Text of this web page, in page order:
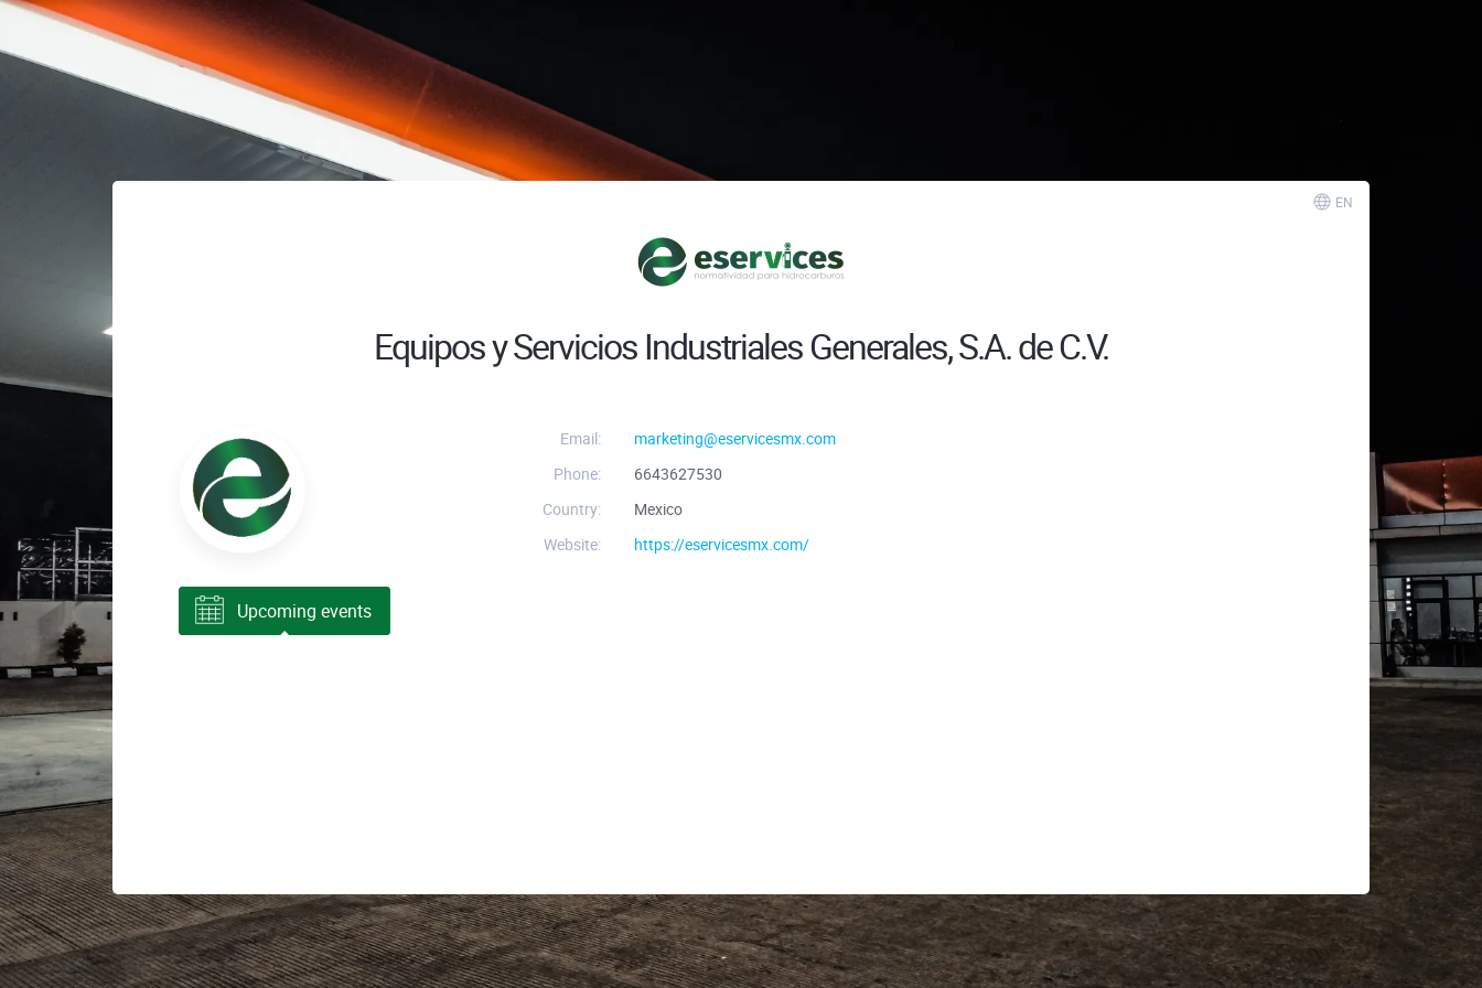
EN
Equipos y Servicios Industriales Generales, S.A. de C.V.
Email:
marketing@eservicesmx.com
Phone:
6643627530
Country:
Mexico
Website:
https://eservicesmx.com/
Upcoming events